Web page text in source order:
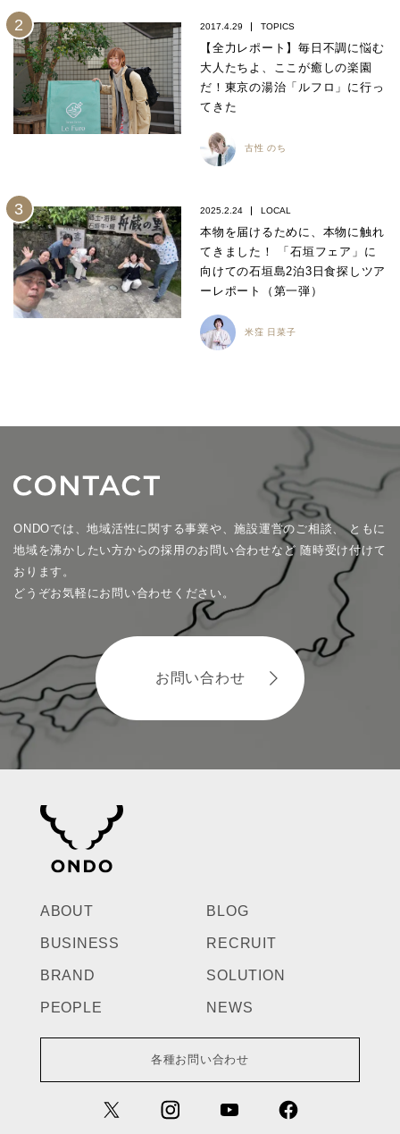
2017.4.29 TOPICS
【全力レポート】毎日不調に悩む
大人たちよ、ここが癒しの楽園
だ！東京の湯治「ルフロ」に行っ
てきた
古性 のち
2025.2.24 LOCAL
本物を届けるために、本物に触れ
てきました！ 「石垣フェア」に
向けての石垣島2泊3日食探しツア
ーレポート（第一弾）
米窪 日菜子
ONDOでは、地域活性に関する事業や、施設運営のご相談、ともに
地域を沸かしたい方からの採用のお問い合わせなど 随時受け付けて
おります。
どうぞお気軽にお問い合わせください。
お問い合わせ
ABOUT
BUSINESS
BRAND
PEOPLE
BLOG
RECRUIT
SOLUTION
NEWS
各種お問い合わせ